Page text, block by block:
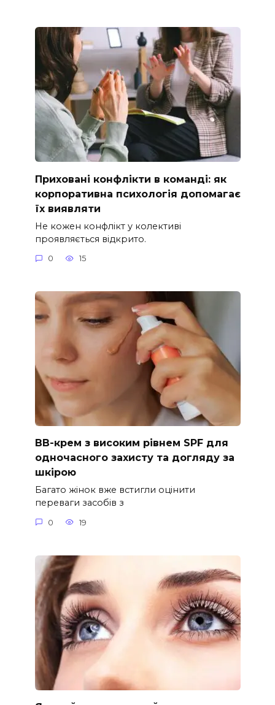
Приховані конфлікти в команді: як
корпоративна психологія допомагає
їх виявляти
Не кожен конфлікт у колективі
проявляється відкрито.
0 15
ВВ-крем з високим рівнем SPF для
одночасного захисту та догляду за
шкірою
Багато жінок вже встигли оцінити
переваги засобів з
0 19